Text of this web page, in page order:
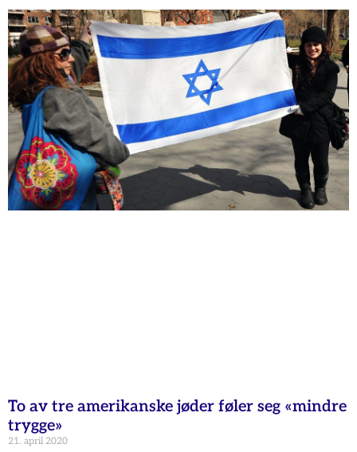
To av tre amerikanske jøder føler seg «mindre
trygge»
21. april 2020